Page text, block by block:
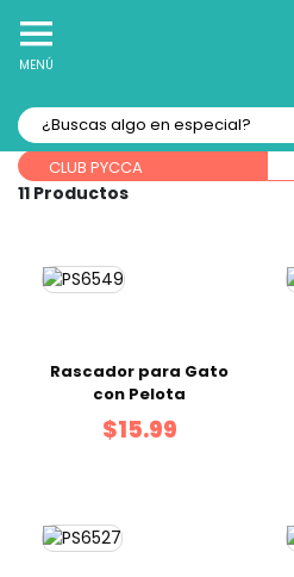
MENÚ
Forma de pago:
CLUB PYCCA
11
Rascador para Gato
con Pelota
$15.99